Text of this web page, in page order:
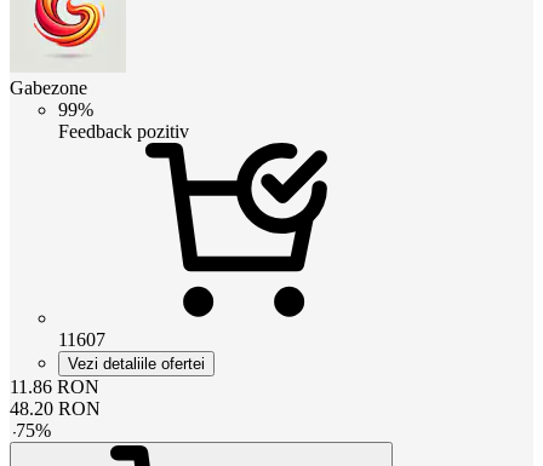
Gabezone
99%
Feedback pozitiv
11607
Vezi detaliile ofertei
11.86 RON
48.20 RON
-75%